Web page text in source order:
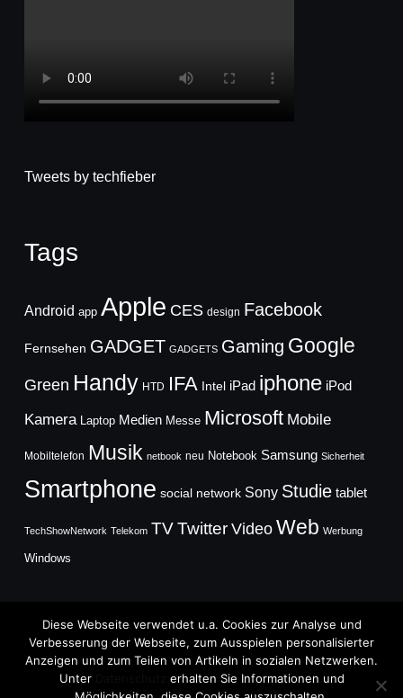
Tweets by techfieber
Tags
Android app Apple CES design Facebook
Fernsehen GADGET GADGETS Gaming Google
Green Handy HTD IFA Intel iPad iphone iPod
Kamera Laptop Medien Messe Microsoft Mobile
Mobiltelefon Musik netbook neu Notebook Samsung Sicherheit
Smartphone social network Sony Studie tablet
TechShowNetwork Telekom TVTwitter Video Web Werbung
Windows
Copyright © 2026
TechFieber Blog
Diese Webseite verwendet u.a. Cookies zur Analyse und
Verbesserung der Webseite, zum Ausspielen personalisierter
Anzeigen und zum Teilen von Artikeln in sozialen Netzwerken.
Unter
erhalten Sie Informationen und